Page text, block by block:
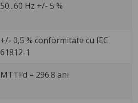
50...60 Hz +/- 5 %
+/- 0,5 % conformitate cu IEC
61812-1
MTTFd = 296.8 ani